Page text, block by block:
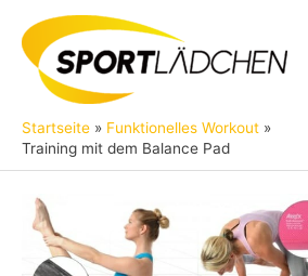
Inhalt
springen
Startseite
Funktionelles Workout
Training mit dem Balance Pad